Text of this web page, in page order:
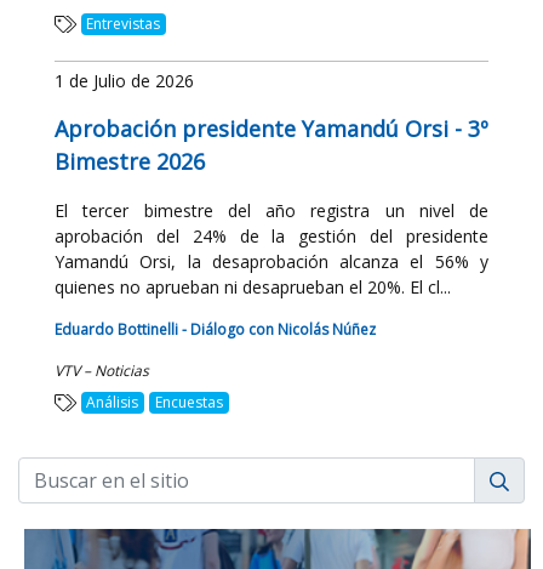
Entrevistas
1 de Julio de 2026
Aprobación presidente Yamandú Orsi - 3º
Bimestre 2026
El tercer bimestre del año registra un nivel de
aprobación del 24% de la gestión del presidente
Yamandú Orsi, la desaprobación alcanza el 56% y
quienes no aprueban ni desaprueban el 20%. El cl...
Eduardo Bottinelli - Diálogo con Nicolás Núñez
VTV – Noticias
Análisis
Encuestas